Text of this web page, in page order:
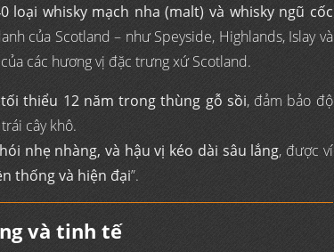
loại whisky mạch nha (malt) và whisky ngũ cốc
của Scotland – như Speyside, Highlands, Islay và
của các hương vị đặc trưng xứ Scotland.
thiểu 12 năm trong thùng gỗ sồi, đảm bảo độ
cây khô.
nhẹ nhàng, và hậu vị kéo dài sâu lắng, được ví
thống và hiện đại”.
và tinh tế